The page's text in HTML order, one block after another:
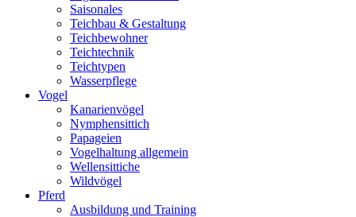
Saisonales
Teichbau & Gestaltung
Teichbewohner
Teichtechnik
Teichtypen
Wasserpflege
Vogel
Kanarienvögel
Nymphensittich
Papageien
Vogelhaltung allgemein
Wellensittiche
Wildvögel
Pferd
Ausbildung und Training